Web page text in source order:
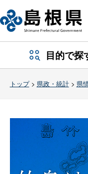
目的で探
トップ> 県政・統計> 県